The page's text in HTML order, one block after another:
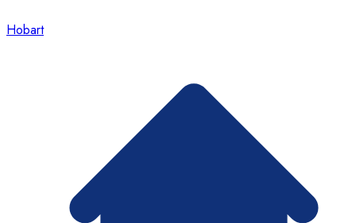
Hobart